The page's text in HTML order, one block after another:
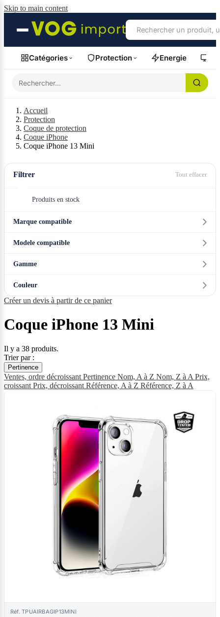
Skip to main content
Catégories Protection Energie
Accueil
Protection
Coque de protection
Coque iPhone
Coque iPhone 13 Mini
Filtrer Tout effacer
Produits en stock
Marque compatible
Modele compatible
Gamme
Couleur
Créer un devis à partir de ce panier
Coque iPhone 13 Mini
Il y a 38 produits.
Trier par :
Pertinence
Ventes, ordre décroissant Pertinence Nom, A à Z Nom, Z à A Prix,
croissant Prix, décroissant Référence, A à Z Référence, Z à A
Réf. TPUAIRBAGIP13MINI